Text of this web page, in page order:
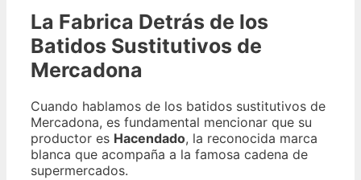
La Fabrica Detrás de los
Batidos Sustitutivos de
Mercadona
Cuando hablamos de los batidos sustitutivos de
Mercadona, es fundamental mencionar que su
productor es Hacendado, la reconocida marca
blanca que acompaña a la famosa cadena de
supermercados.